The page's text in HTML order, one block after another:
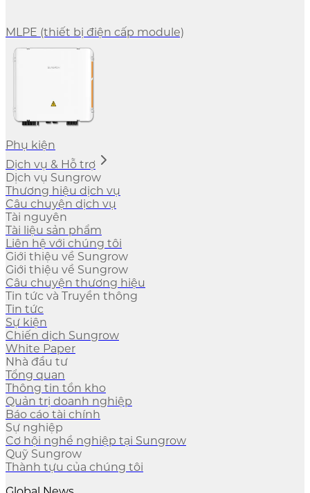
MLPE (thiết bị điện cấp module)
Phụ kiện
Dịch vụ & Hỗ trợ
Dịch vụ Sungrow
Thương hiệu dịch vụ
Câu chuyện dịch vụ
Tài nguyên
Tài liệu sản phẩm
Liên hệ với chúng tôi
Giới thiệu về Sungrow
Giới thiệu về Sungrow
Câu chuyện thương hiệu
Tin tức và Truyền thông
Tin tức
Sự kiện
Chiến dịch Sungrow
White Paper
Nhà đầu tư
Tổng quan
Thông tin tồn kho
Quản trị doanh nghiệp
Báo cáo tài chính
Sự nghiệp
Cơ hội nghề nghiệp tại Sungrow
Quỹ Sungrow
Thành tựu của chúng tôi